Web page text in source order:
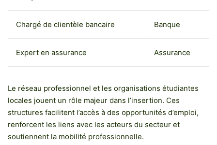
Chargé de clientèle bancaire Banque
Expert en assurance Assurance
Le réseau professionnel et les organisations étudiantes
locales jouent un rôle majeur dans l’insertion. Ces
structures facilitent l’accès à des opportunités d’emploi,
renforcent les liens avec les acteurs du secteur et
soutiennent la mobilité professionnelle.